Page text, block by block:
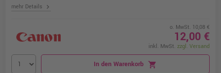
mehr Details chevron_right
o. MwSt. 10,08 €
12,00 €
inkl. MwSt. zzgl. Versand
In den Warenkorb shopping_cart